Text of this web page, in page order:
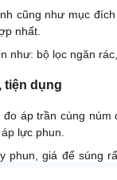
cũng như mục
nhất.
như: bộ lọc ngăn rác,
tiện dụng
áp trần cùng núm
lực phun.
phun, giá để súng